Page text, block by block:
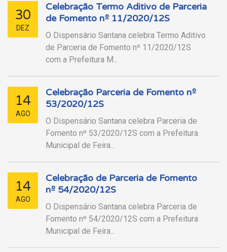
30
DEZ
Celebração Termo Aditivo de Parceria
de Fomento nº 11/2020/12S
O Dispensário Santana celebra Termo Aditivo
de Parceria de Fomento nº 11/2020/12S
com a Prefeitura M...
14
AGO
Celebração Parceria de Fomento nº
53/2020/12S
O Dispensário Santana celebra Parceria de
Fomento nº 53/2020/12S com a Prefeitura
Municipal de Feira...
14
AGO
Celebração de Parceria de Fomento
nº 54/2020/12S
O Dispensário Santana celebra Parceria de
Fomento nº 54/2020/12S com a Prefeitura
Municipal de Feira...